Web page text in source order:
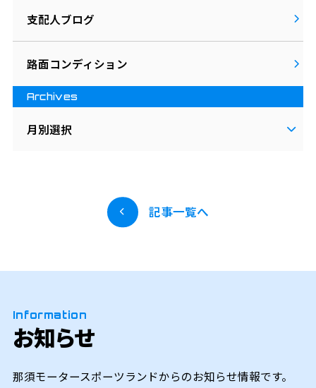
支配人ブログ
路面コンディション
Archives
月別選択
記事一覧へ
Information
お知らせ
那須モータースポーツランドからのお知らせ情報です。